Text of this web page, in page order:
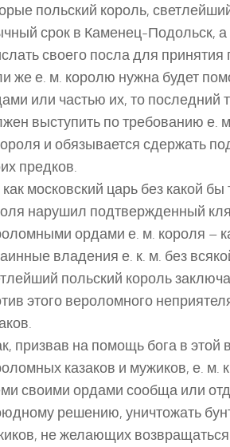
польский король,
срок в Каменец-Подольск, а
своего посла для принятия
же е. м. королю нужна будет
или частью их, то последний
выступить по требованию е.
и обязывается сдержать
предков.
как московский царь без какой
нарушил подтвержденный
ордами е. м. короля –
владения е. к. м. без
польский король
этого вероломного
призвав на помощь бога в этой
казаков и мужиков, е. м.
своими ордами сообща или
решению, уничтожать
не желающих